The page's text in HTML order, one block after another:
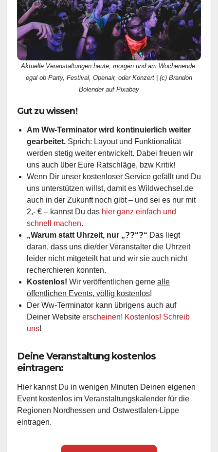
Aktuelle Veranstaltungen heute, morgen und am Wochenende:
egal ob Party, Festival, Openair, oder Konzert | (c) Brandon
Bolender auf Pixabay
Gut zu wissen!
Am Ww-Terminator wird kontinuierlich weiter
gearbeitet. Sprich: Layout und Funktionalität
werden stetig weiter entwickelt. Dabei freuen wir
uns auch über Eure Ratschläge, bzw Kritik!
Wenn Dir unser kostenloser Service gefällt und Du
uns unterstützen willst, damit es Wildwechsel.de
auch in der Zukunft noch gibt – und sei es nur mit
2,- € – kannst Du das hier ganz einfach und
schnell machen.
„Warum statt Uhrzeit, nur „??“?“ Das liegt
daran, dass uns die/der Veranstalter die Uhrzeit
leider nicht mitgeteilt hat und wir sie auch nicht
recherchieren konnten.
Kostenlos! Wir veröffentlichen gerne alle
öffentlichen Events, völlig kostenlos!
Der Ww-Terminator kann übrigens auch auf
Deiner Website erscheinen! Kostenlos! Schreib
uns!
Deine Veranstaltung kostenlos
eintragen:
Hier kannst Du in wenigen Minuten Deinen eigenen
Event kostenlos im Veranstaltungskalender für die
Regionen Nordhessen und Ostwestfalen-Lippe
eintragen.